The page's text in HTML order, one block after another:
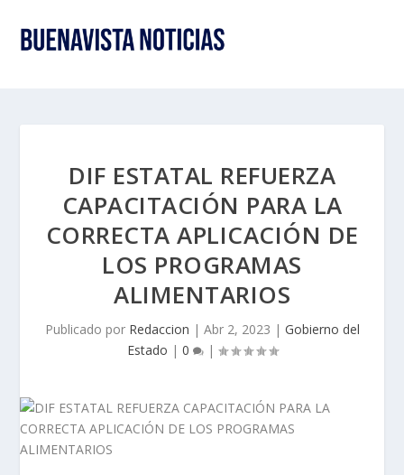
DIF ESTATAL REFUERZA
CAPACITACIÓN PARA LA
CORRECTA APLICACIÓN DE
LOS PROGRAMAS
ALIMENTARIOS
Publicado por Redaccion | Abr 2, 2023 | Gobierno del
Estado | 0 |